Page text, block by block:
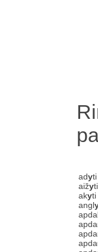
adyti
aižyti
akyti
angl